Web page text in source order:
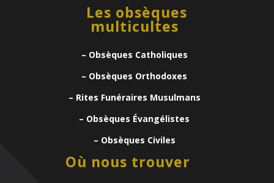
Les obsèques
multicultes
– Obsèques Catholiques
– Obsèques Orthodoxes
– Rites Funéraires Musulmans
– Obsèques Évangélistes
– Obsèques Civiles
Où nous trouver